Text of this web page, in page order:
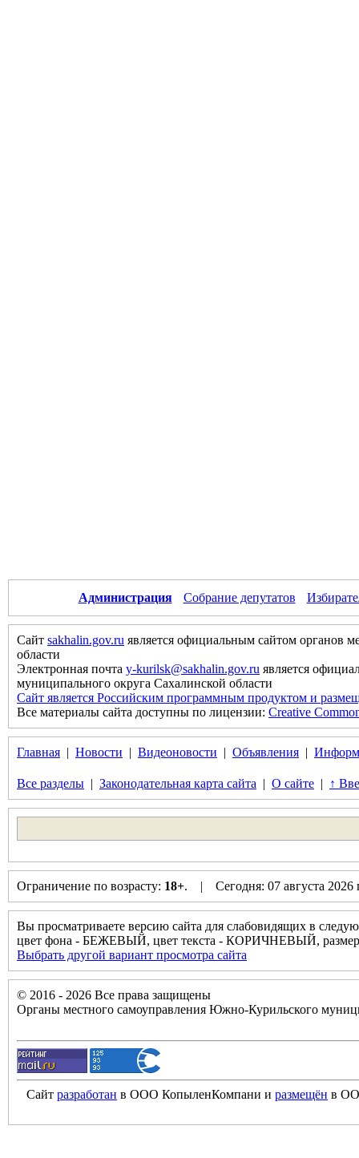
Администрация Собрание депутатов
Сайт sakhalin.gov.ru является официальным сайтом органов
области
Электронная почта y-kurilsk@sakhalin.gov.ru является
муниципального округа Сахалинской области
Сайт является Российским программным продуктом и
Все материалы сайта доступны по лицензии: Creative
Главная | Новости | Видеоновости | Объявления |
Все разделы | Законодательная карта сайта | О сайте | ↑
Ограничение по возрасту: 18+. | Сегодня: 07 августа
Вы просматриваете версию сайта для слабовидящих в
цвет фона - БЕЖЕВЫЙ, цвет текста - КОРИЧНЕВЫЙ,
Выбрать другой вариант просмотра сайта
© 2016 - 2026 Все права защищены
Органы местного самоуправления Южно-Курильского
Сайт разработан в ООО КопыленКомпани и размещён в